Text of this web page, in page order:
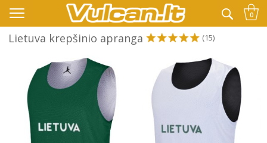
👉 -10% KODAS VISKAM PAPILDOMAI: VASARA 0
Lietuva krepšinio apranga (15)